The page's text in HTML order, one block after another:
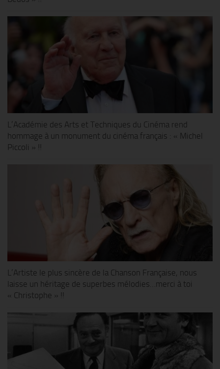
L’Académie des Arts et Techniques du Cinéma rend
hommage à un monument du cinéma français : « Michel
Piccoli » !!
L’Artiste le plus sincère de la Chanson Française, nous
laisse un héritage de superbes mélodies…merci à toi
« Christophe » !!